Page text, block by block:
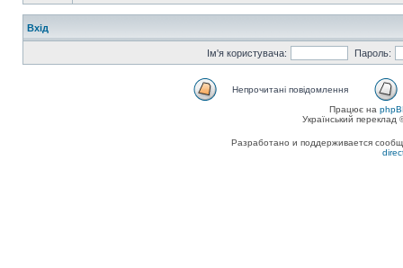
Вхід
Ім'я користувача: Пароль:
Непрочитані повідомлення
Працює на
Український
Разработано и поддерживается